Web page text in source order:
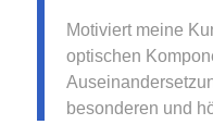
Motiviert meine
optischen
besonderen und